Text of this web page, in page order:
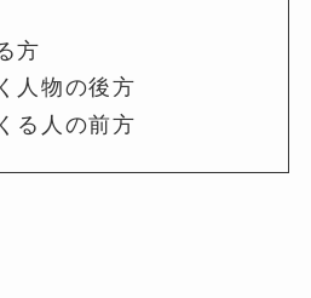
方
人物の後方
る人の前方